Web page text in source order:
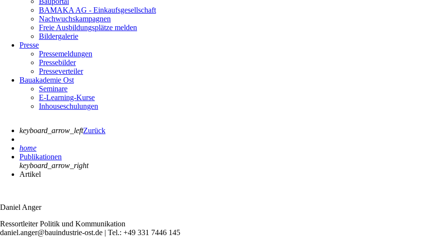
BAMAKA AG - Einkaufsgesellschaft
Nachwuchskampagnen
Freie Ausbildungsplätze melden
Bildergalerie
Presse
Pressemeldungen
Pressebilder
Presseverteiler
Bauakademie Ost
Seminare
E-Learning-Kurse
Inhouseschulungen
keyboard_arrow_leftZurück
home
Publikationen
keyboard_arrow_right
Artikel
Daniel Anger
Ressortleiter Politik und Kommunikation
daniel.anger@bauindustrie-ost.de | Tel.: +49 331 7446 145